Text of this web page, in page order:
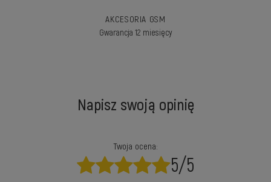
AKCESORIA GSM
Gwarancja 12 miesięcy
Napisz swoją opinię
Twoja ocena:
5/5